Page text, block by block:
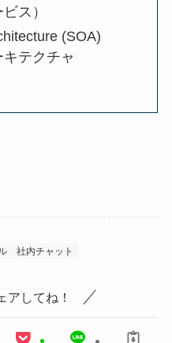
ス）
(SOA)
キテクチャ
社内チャット
アしてね！